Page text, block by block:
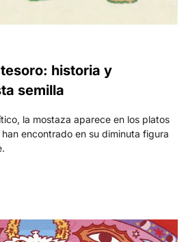
historia y
semilla
la mostaza aparece en los platos
encontrado en su diminuta figura